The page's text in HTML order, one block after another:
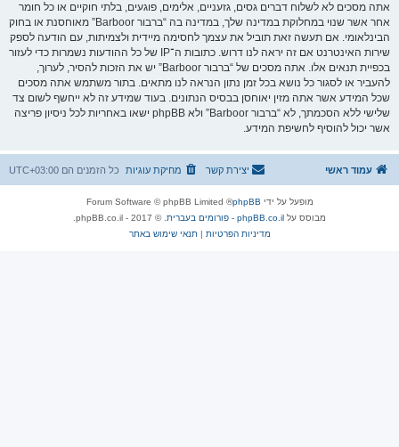
אתה מסכים לא לשלוח דברים גסים, גזעניים, אלימים, פוגעים, בלתי חוקיים או כל חומר
אחר אשר שנוי במחלוקת במדינה שלך, במדינה בה “ברבור Barboor” מאוחסנת או בחוק
הבינלאומי. אם תעשה זאת תוביל את עצמך לחסימה מיידית ולצמיתות, עם הודעה לספק
שירות האינטרנט אם זה יראה לנו דרוש. כתובות ה־IP של כל ההודעות נשמרות כדי לעזור
בכפיית תנאים אלו. אתה מסכים של “ברבור Barboor” יש את הזכות להסיר, לערוך,
להעביר או לסגור כל נושא בכל זמן נתון הנראה לנו מתאים. בתור משתמש אתה מסכים
שכל המידע אשר אתה מזין יאוחסן בבסיס הנתונים. בעוד שמידע זה לא ייחשף לשום צד
שלישי ללא הסכמתך, לא “ברבור Barboor” ולא phpBB ישאו באחריות לכל ניסיון פריצה
אשר יכול להוסיף לחשיפת המידע.
עמוד ראשי כל הזמנים הם UTC+03:00 מחיקת עוגיות יצירת קשר
מופעל על ידי phpBB
® Forum Software © phpBB Limited
מבוסס על phpBB.co.il - פורומים בעברית
. © 2017 - phpBB.co.il.
מדיניות הפרטיות |תנאי שימוש באתר